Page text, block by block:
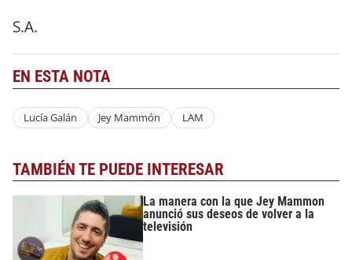
S.A.
EN ESTA NOTA
Lucía Galán Jey Mammón LAM
TAMBIÉN TE PUEDE INTERESAR
La manera con la que Jey Mammon
anunció sus deseos de volver a la
televisión